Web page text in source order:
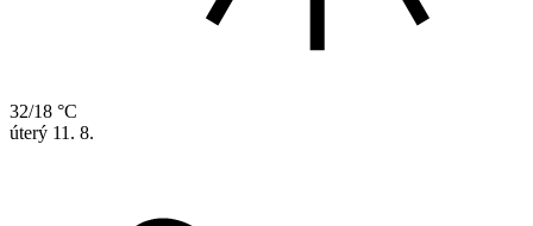
32/18 °C
úterý 11. 8.